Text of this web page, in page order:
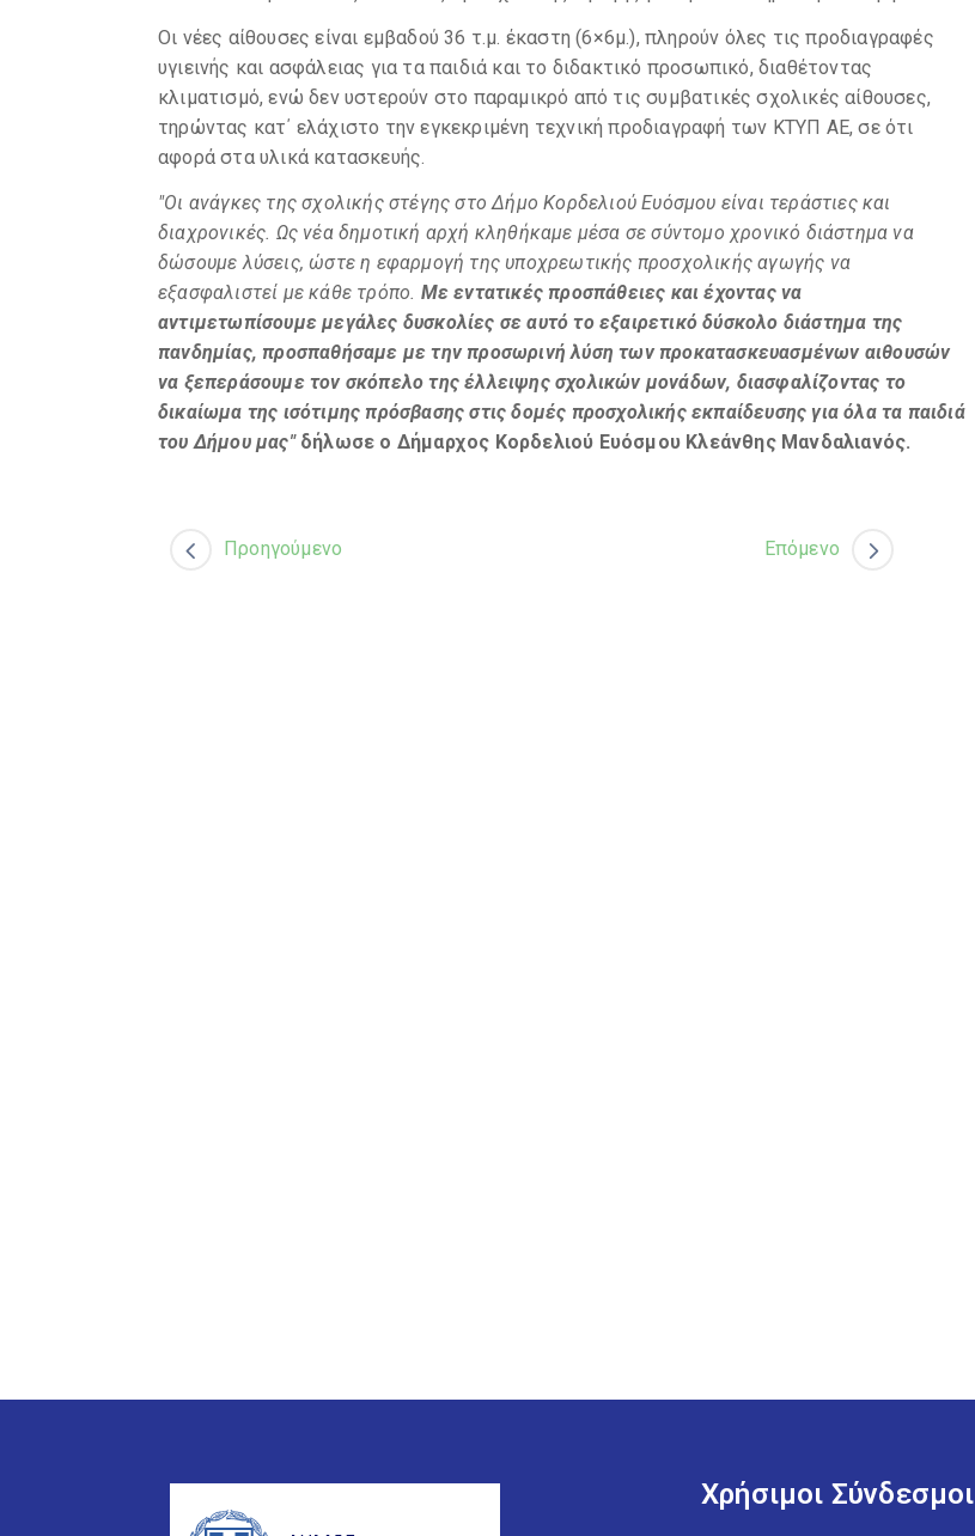
Οι νέες αίθουσες είναι εμβαδού 36 τ.μ. έκαστη (6×6μ.), πληρούν όλες τις προδιαγραφές
υγιεινής και ασφάλειας για τα παιδιά και το διδακτικό προσωπικό, διαθέτοντας
κλιματισμό, ενώ δεν υστερούν στο παραμικρό από τις συμβατικές σχολικές αίθουσες,
τηρώντας κατ΄ ελάχιστο την εγκεκριμένη τεχνική προδιαγραφή των ΚΤΥΠ ΑΕ, σε ότι
αφορά στα υλικά κατασκευής.
"Οι ανάγκες της σχολικής στέγης στο Δήμο Κορδελιού Ευόσμου είναι τεράστιες και
διαχρονικές. Ως νέα δημοτική αρχή κληθήκαμε μέσα σε σύντομο χρονικό διάστημα να
δώσουμε λύσεις, ώστε η εφαρμογή της υποχρεωτικής προσχολικής αγωγής να
εξασφαλιστεί με κάθε τρόπο. Με εντατικές προσπάθειες και έχοντας να
αντιμετωπίσουμε μεγάλες δυσκολίες σε αυτό το εξαιρετικό δύσκολο διάστημα της
πανδημίας, προσπαθήσαμε με την προσωρινή λύση των προκατασκευασμένων αιθουσών
να ξεπεράσουμε τον σκόπελο της έλλειψης σχολικών μονάδων, διασφαλίζοντας το
δικαίωμα της ισότιμης πρόσβασης στις δομές προσχολικής εκπαίδευσης για όλα τα παιδιά
του Δήμου μας"δήλωσε ο Δήμαρχος Κορδελιού Ευόσμου Κλεάνθης Μανδαλιανός.
Προηγούμενο Επόμενο
Χρήσιμοι Σύνδεσμοι